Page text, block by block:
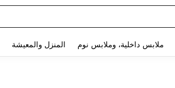
ملابس داخلية، وملابس نوم المنزل والمعيشة